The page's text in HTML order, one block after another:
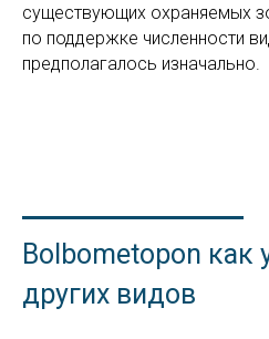
существующих охраняемых
по поддержке численности
предполагалось изначально.
Bolbometopon как
других видов